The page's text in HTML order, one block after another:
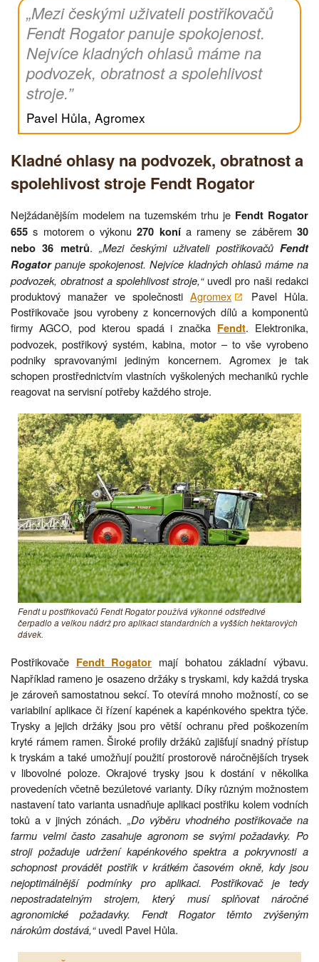
„Mezi českými uživateli postřikovačů
Fendt Rogator panuje spokojenost.
Nejvíce kladných ohlasů máme na
podvozek, obratnost a spolehlivost
stroje.”
Pavel Hůla, Agromex
Kladné ohlasy na podvozek, obratnost a
spolehlivost stroje Fendt Rogator
Nejžádanějším modelem na tuzemském trhu je Fendt Rogator
655 s motorem o výkonu270 konía rameny se záběrem30
nebo 36 metrů. „Mezi českými uživateli postřikovačůFendt
Rogatorpanuje spokojenost. Nejvíce kladných ohlasů máme na
podvozek, obratnost a spolehlivost stroje,“uvedl pro naši redakci
produktový manažer ve společnosti Agromex
Pavel Hůla.
Postřikovače jsou vyrobeny z koncernových dílů a komponentů
firmy AGCO, pod kterou spadá i značka Fendt. Elektronika,
podvozek, postřikový systém, kabina, motor – to vše vyrobeno
podniky spravovanými jediným koncernem. Agromex je tak
schopen prostřednictvím vlastních vyškolených mechaniků rychle
reagovat na servisní potřeby každého stroje.
Fendt u postřikovačů Fendt Rogator používá výkonné odstředivé
čerpadlo a velkou nádrž pro aplikaci standardních a vyšších hektarových
dávek.
Postřikovače Fendt Rogator mají bohatou základní výbavu.
Například rameno je osazeno držáky s tryskami, kdy každá tryska
je zároveň samostatnou sekcí. To otevírá mnoho možností, co se
variabilní aplikace či řízení kapének a kapénkového spektra týče.
Trysky a jejich držáky jsou pro větší ochranu před poškozením
kryté rámem ramen. Široké profily držáků zajišťují snadný přístup
k tryskám a také umožňují použití prostorově náročnějších trysek
v libovolné poloze. Okrajové trysky jsou k dostání v několika
provedeních včetně bezúletové varianty. Díky různým možnostem
nastavení tato varianta usnadňuje aplikaci postřiku kolem vodních
toků a v jiných zónách. „Do výběru vhodného postřikovače na
farmu velmi často zasahuje agronom se svými požadavky. Po
stroji požaduje udržení kapénkového spektra a pokryvnosti a
schopnost provádět postřik v krátkém časovém okně, kdy jsou
nejoptimálnější podmínky pro aplikaci. Postřikovač je tedy
nepostradatelným strojem, který musí splňovat náročné
agronomické požadavky. Fendt Rogator těmto zvýšeným
nárokům dostává,“uvedl Pavel Hůla.